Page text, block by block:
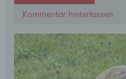
Kommentar hinterlassen